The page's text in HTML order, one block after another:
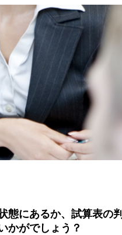
態にあるか、試算表の判
かがでしょう？